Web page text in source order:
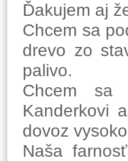
Ďakujem aj
Chcem sa
drevo zo
palivo.
Chcem sa
Kanderkovi
dovoz
Naša